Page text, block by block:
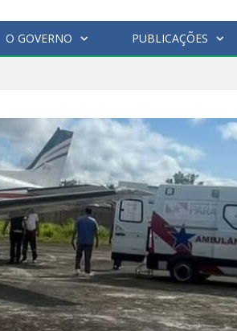
O GOVERNO PUBLICAÇÕES